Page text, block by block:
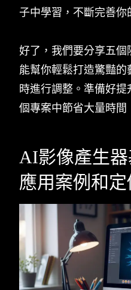
子中學習，不斷完善你
好了，我們要分享五
能幫你輕鬆打造驚豔
時進行調整。準備好
個專案中節省大量時間
AI影像產生器
應用案例和